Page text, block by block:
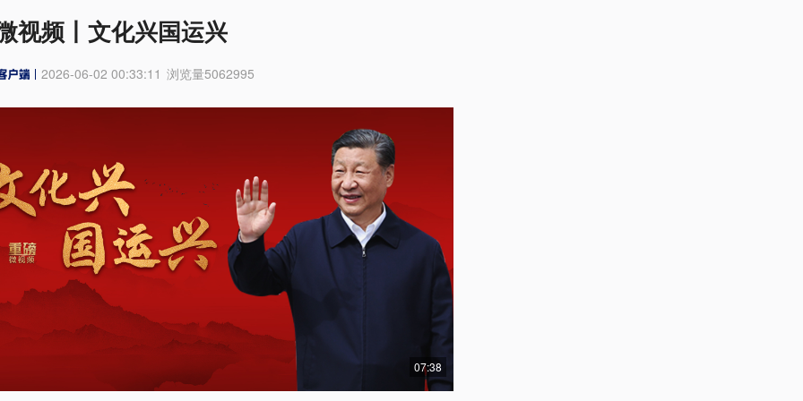
视频丨文化兴国运兴
2026-06-02 00:33:11 浏览量5062995
07:38